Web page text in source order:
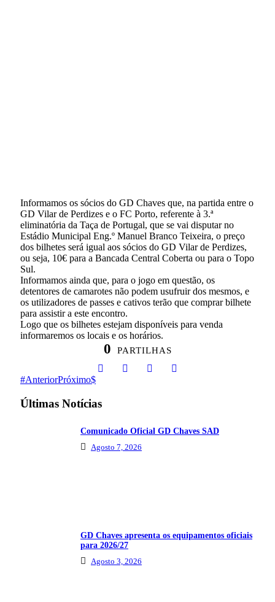
Informamos os sócios do GD Chaves que, na partida entre o
GD Vilar de Perdizes e o FC Porto, referente à 3.ª
eliminatória da Taça de Portugal, que se vai disputar no
Estádio Municipal Eng.º Manuel Branco Teixeira, o preço
dos bilhetes será igual aos sócios do GD Vilar de Perdizes,
ou seja, 10€ para a Bancada Central Coberta ou para o Topo
Sul.
Informamos ainda que, para o jogo em questão, os
detentores de camarotes não podem usufruir dos mesmos, e
os utilizadores de passes e cativos terão que comprar bilhete
para assistir a este encontro.
Logo que os bilhetes estejam disponíveis para venda
informaremos os locais e os horários.
0 PARTILHAS
AnteriorPróximo
Últimas Notícias
Comunicado Oficial GD Chaves SAD
Agosto 7, 2026
GD Chaves apresenta os equipamentos oficiais
para 2026/27
Agosto 3, 2026